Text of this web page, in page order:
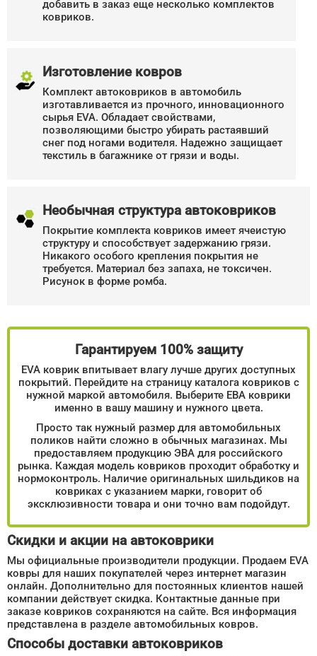
добавить в заказ еще несколько комплектов
ковриков.
Изготовление ковров
Комплект автоковриков в автомобиль
изготавливается из прочного, инновационного
сырья EVA. Обладает свойствами,
позволяющими быстро убирать растаявший
снег под ногами водителя. Надежно защищает
текстиль в багажнике от грязи и воды.
Необычная структура автоковриков
Покрытие комплекта ковриков имеет ячеистую
структуру и способствует задержанию грязи.
Никакого особого крепления покрытия не
требуется. Материал без запаха, не токсичен.
Рисунок в форме ромба.
Гарантируем 100% защиту
EVA коврик впитывает влагу лучше других доступных
покрытий. Перейдите на страницу каталога ковриков с
нужной маркой автомобиля. Выберите ЕВА коврики
именно в вашу машину и нужного цвета.
Просто так нужный размер для автомобильных
поликов найти сложно в обычных магазинах. Мы
предоставляем продукцию ЭВА для российского
рынка. Каждая модель ковриков проходит обработку и
нормоконтроль. Наличие оригинальных шильдиков на
ковриках с указанием марки, говорит об
эксклюзивности товара и они точно вам подойдут.
Скидки и акции на автоковрики
Мы официальные производители продукции. Продаем EVA
ковры для наших покупателей через интернет магазин
онлайн. Дополнительно для постоянных клиентов нашей
компании действует скидка. Контактные данные при
заказе ковриков сохраняются на сайте. Вся информация
представлена в разделе автомобильных ковров.
Способы доставки автоковриков